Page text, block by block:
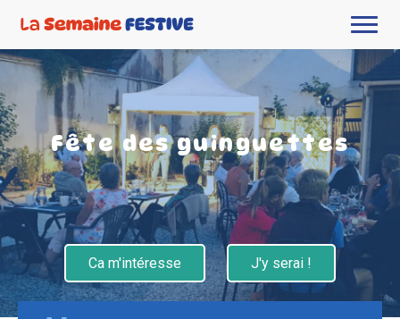
Fête des guinguettes
Ca m'intéresse J'y serai !